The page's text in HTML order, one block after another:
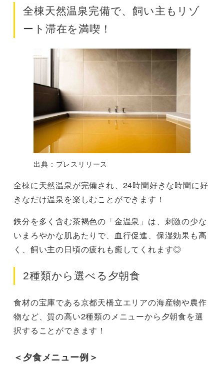
全棟天然温泉完備で、飼い主もリゾ
ート滞在を満喫！
出典：プレスリリース
全棟に天然温泉が完備され、24時間好きな時間に好
きなだけ温泉を楽しむことができます！
鉄分を多く含む茶褐色の「金温泉」は、刺激の少な
いまろやかな肌あたりで、血行促進、保湿効果も高
く、飼い主の日頃の疲れも癒してくれます◎
2種類から選べる夕朝食
食材の宝庫である京都天橋立エリアの海産物や農作
物など、質の高い2種類のメニューから夕朝食を選
択することができます！
＜夕食メニュー例＞